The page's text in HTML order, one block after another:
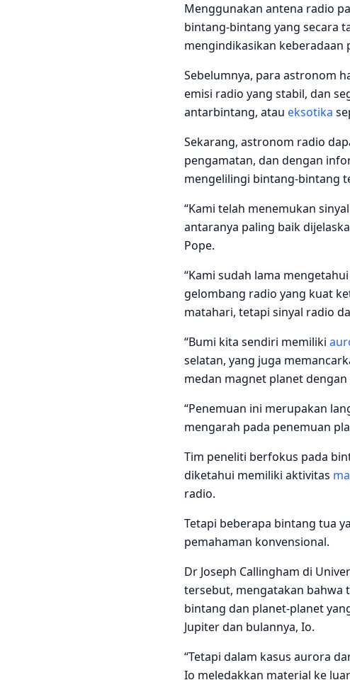
Menggunakan antena radio
bintang-bintang yang secara
mengindikasikan keberadaan
Sebelumnya, para astronom
emisi radio yang stabil, dan
antarbintang, atau eksotika
Sekarang, astronom radio
pengamatan, dan dengan
mengelilingi bintang-bintang
“Kami telah menemukan
antaranya paling baik
Pope.
“Kami sudah lama
gelombang radio yang kuat
matahari, tetapi sinyal radio
“Bumi kita sendiri memiliki
selatan, yang juga
medan magnet planet dengan
“Penemuan ini merupakan
mengarah pada penemuan
Tim peneliti berfokus pada
diketahui memiliki aktivitas
radio.
Tetapi beberapa bintang tua
pemahaman konvensional.
Dr Joseph Callingham di
tersebut, mengatakan bahwa
bintang dan planet-planet
Jupiter dan bulannya, Io.
“Tetapi dalam kasus aurora
Io meledakkan material ke